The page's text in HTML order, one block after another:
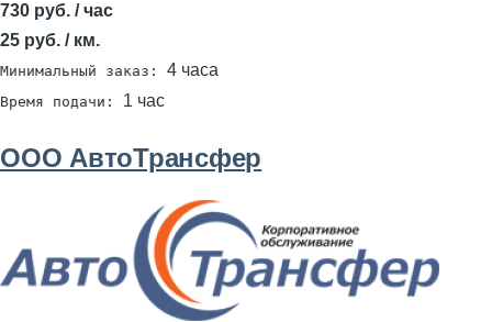
730 руб. / час
25 руб. / км.
Минимальный заказ: 4 часа
Время подачи: 1 час
ООО АвтоТрансфер